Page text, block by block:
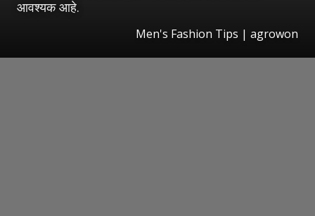
आवश्यक आहे.
Men's Fashion Tips | agrowon